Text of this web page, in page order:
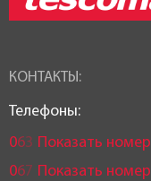
КОНТАКТЫ:
Телефоны:
063 Показать номер
067 Показать номер